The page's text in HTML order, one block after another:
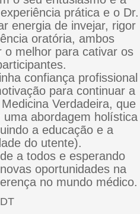
prática e o Dr.
energia de invejar, rigor
oratória, ambos
o melhor para cativar os
confiança profissional
para continuar a
Verdadeira, que
abordagem holística
a educação e a
do utente).
a todos e esperando
oportunidades na
no mundo médico.
DT